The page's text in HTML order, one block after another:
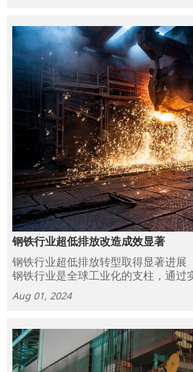
钢铁行业超低排放改造成效显著
钢铁行业超低排放转型取得显著进展
钢铁行业是全球工业化的支柱，通过
划，在环境可持续性承诺方面取得了
取得了显著成果，表明该行业致力于
Aug 01, 2024